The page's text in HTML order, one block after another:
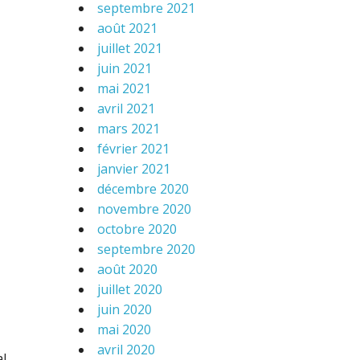
septembre 2021
août 2021
juillet 2021
juin 2021
mai 2021
avril 2021
mars 2021
février 2021
janvier 2021
décembre 2020
novembre 2020
octobre 2020
septembre 2020
août 2020
juillet 2020
juin 2020
mai 2020
avril 2020